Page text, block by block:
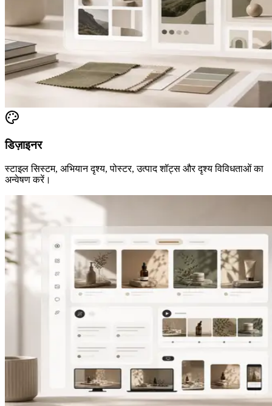
डिज़ाइनर
स्टाइल सिस्टम, अभियान दृश्य, पोस्टर, उत्पाद शॉट्स और दृश्य विविधताओं का
अन्वेषण करें।